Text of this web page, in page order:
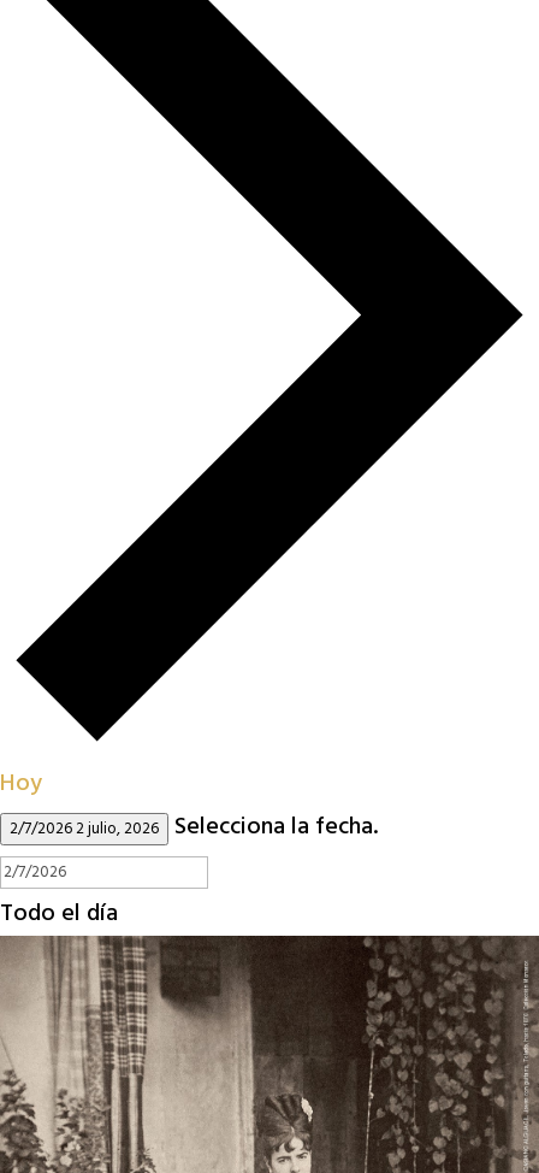
Hoy
2/7/20262 julio, 2026 Selecciona la fecha.
Todo el día